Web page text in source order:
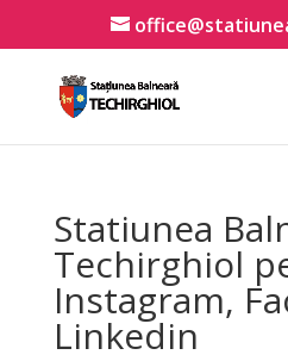
Statiunea
Techirghiol
Instagram,
Linkedin